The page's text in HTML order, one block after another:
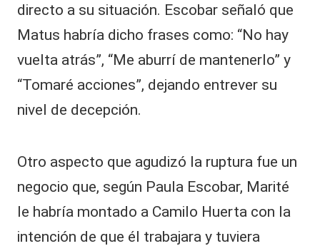
directo a su situación. Escobar señaló que
Matus habría dicho frases como: “No hay
vuelta atrás”, “Me aburrí de mantenerlo” y
“Tomaré acciones”, dejando entrever su
nivel de decepción.
Otro aspecto que agudizó la ruptura fue un
negocio que, según Paula Escobar, Marité
le habría montado a Camilo Huerta con la
intención de que él trabajara y tuviera